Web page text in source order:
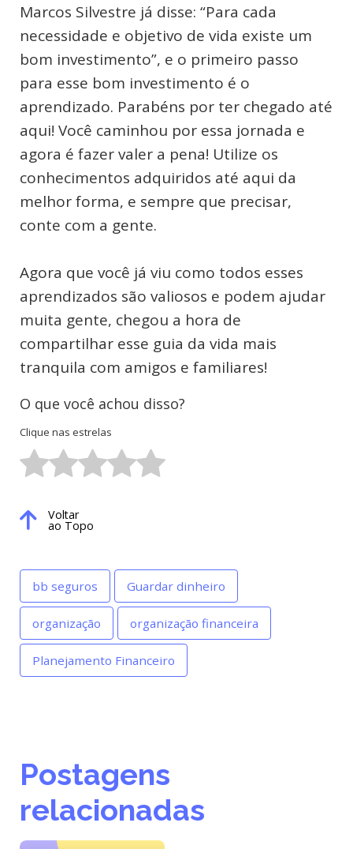
Marcos Silvestre já disse: “Para cada
necessidade e objetivo de vida existe um
bom investimento”, e o primeiro passo
para esse bom investimento é o
aprendizado. Parabéns por ter chegado até
aqui! Você caminhou por essa jornada e
agora é fazer valer a pena! Utilize os
conhecimentos adquiridos até aqui da
melhor forma, e sempre que precisar,
conte com a gente.
Agora que você já viu como todos esses
aprendizados são valiosos e podem ajudar
muita gente, chegou a hora de
compartilhar esse guia da vida mais
tranquila com amigos e familiares!
O que você achou disso?
Clique nas estrelas
Voltar
ao Topo
bb seguros Guardar dinheiro
organização organização financeira
Planejamento Financeiro
Postagens
relacionadas